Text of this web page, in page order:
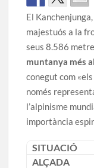
El
majestuós a la
seus 8.586
muntanya més
conegut com
només
l’alpinisme
importància
SITUACIÓ
ALÇADA